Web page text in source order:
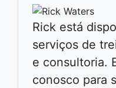
Rick está
serviços de
e consultoria.
conosco para